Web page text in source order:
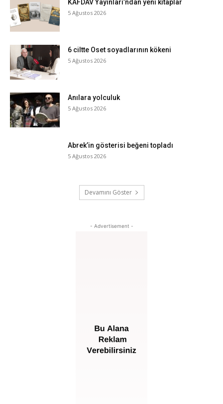
KAFDAV Yayınları’ndan yeni kitaplar
5 Ağustos 2026
6 ciltte Oset soyadlarının kökeni
5 Ağustos 2026
Anılara yolculuk
5 Ağustos 2026
Abrek’in gösterisi beğeni topladı
5 Ağustos 2026
Devamını Göster
- Advertisement -